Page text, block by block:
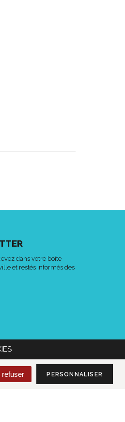
refuser PERSONNALISER
dans votre boîte
et restés informés des
CITOYEN